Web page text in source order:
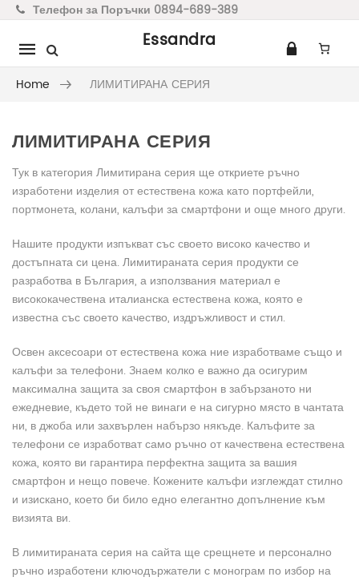
Телефон за Поръчки 0894-689-389
Mobile
navigation
Essandra
Home ЛИМИТИРАНА СЕРИЯ
Skip to content
ЛИМИТИРАНА СЕРИЯ
Тук в категория Лимитирана серия ще откриете ръчно
изработени изделия от естествена кожа като портфейли,
портмонета, колани, калъфи за смартфони и още много други.
Нашите продукти изпъкват със своето високо качество и
достъпната си цена. Лимитираната серия продукти се
разработва в България, а използвания материал е
висококачествена италианска естествена кожа, която е
известна със своето качество, издръжливост и стил.
Освен аксесоари от естествена кожа ние изработваме също и
калъфи за телефони. Знаем колко е важно да осигурим
максимална защита за своя смартфон в забързаното ни
ежедневие, където той не винаги е на сигурно място в чантата
ни, в джоба или захвърлен набързо някъде. Калъфите за
телефони се изработват само ръчно от качествена естествена
кожа, която ви гарантира перфектна защита за вашия
смартфон и нещо повече. Кожените калъфи изглеждат стилно
и изискано, което би било едно елегантно допълнение към
визията ви.
В лимитираната серия на сайта ще срещнете и персонално
ръчно изработени ключодържатели с монограм по избор на